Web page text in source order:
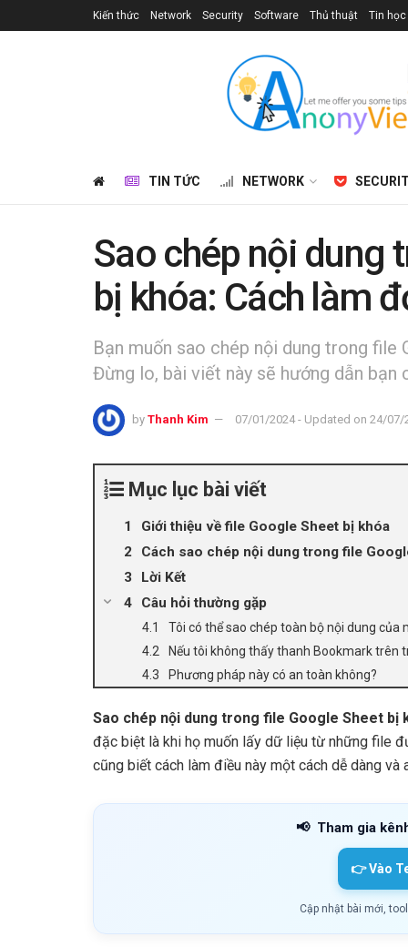
Kiến thức Network Security Software Thủ thuật Tin
TIN TỨC NETWORK
Sao chép nội dung
bị khóa: Cách làm
Bạn muốn sao chép nội dung trong
Đừng lo, bài viết này sẽ hướng dẫn bạn
by Thanh Kim 07/01/2024 - Updated on 24/07/
Mục lục bài viết
Giới thiệu về file Google Sheet bị khóa
Cách sao chép nội dung trong file
Lời Kết
Câu hỏi thường gặp
Tôi có thể sao chép toàn bộ nội dung của
Nếu tôi không thấy thanh Bookmark trên
Phương pháp này có an toàn không?
Sao chép nội dung trong file Google Sheet bị
đặc biệt là khi họ muốn lấy dữ liệu từ những file
cũng biết cách làm điều này một cách dễ dàng và
📢 Tham gia
👉 Vào
Cập nhật bài mới,